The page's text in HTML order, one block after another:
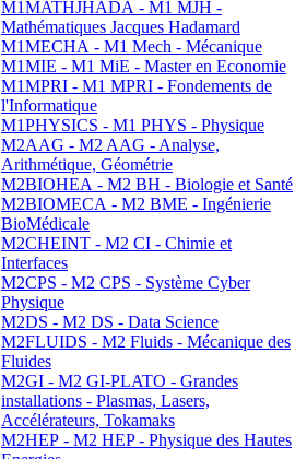
M1MATHJHADA - M1 MJH -
Mathématiques Jacques Hadamard
M1MECHA - M1 Mech - Mécanique
M1MIE - M1 MiE - Master en Economie
M1MPRI - M1 MPRI - Fondements de
l'Informatique
M1PHYSICS - M1 PHYS - Physique
M2AAG - M2 AAG - Analyse,
Arithmétique, Géométrie
M2BIOHEA - M2 BH - Biologie et Santé
M2BIOMECA - M2 BME - Ingénierie
BioMédicale
M2CHEINT - M2 CI - Chimie et
Interfaces
M2CPS - M2 CPS - Système Cyber
Physique
M2DS - M2 DS - Data Science
M2FLUIDS - M2 Fluids - Mécanique des
Fluides
M2GI - M2 GI-PLATO - Grandes
installations - Plasmas, Lasers,
Accélérateurs, Tokamaks
M2HEP - M2 HEP - Physique des Hautes